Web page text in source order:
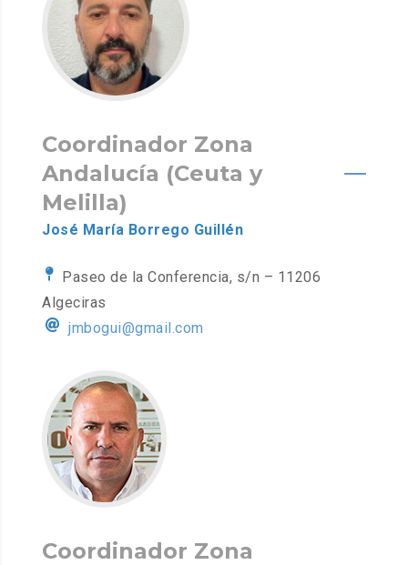
Coordinador Zona
Andalucía (Ceuta y
Melilla)
José María Borrego Guillén
Paseo de la Conferencia, s/n – 11206
Algeciras
jmbogui@gmail.com
Coordinador Zona